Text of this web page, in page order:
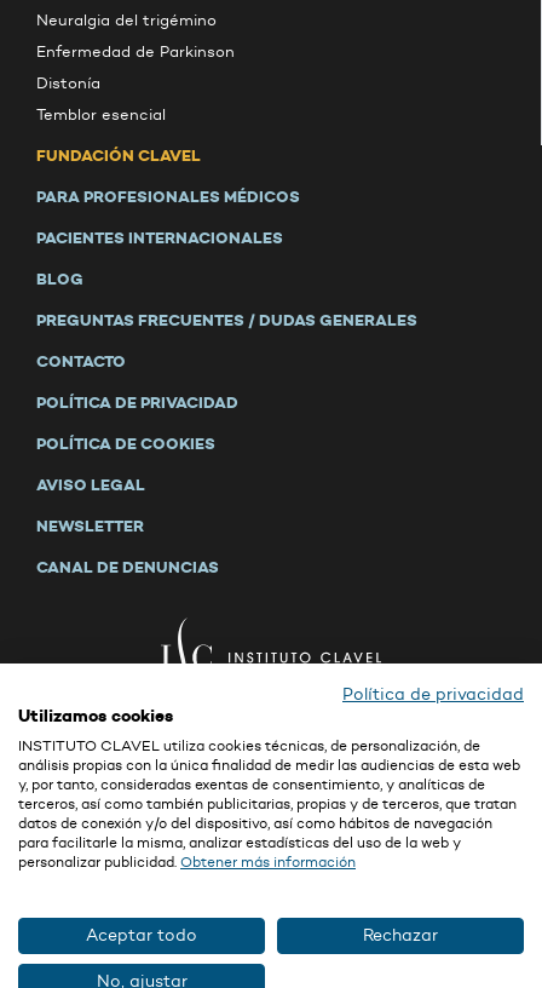
Neuralgia del trigémino
Enfermedad de Parkinson
Distonía
Temblor esencial
FUNDACIÓN CLAVEL
PARA PROFESIONALES MÉDICOS
PACIENTES INTERNACIONALES
BLOG
PREGUNTAS FRECUENTES / DUDAS GENERALES
CONTACTO
POLÍTICA DE PRIVACIDAD
POLÍTICA DE COOKIES
AVISO LEGAL
NEWSLETTER
CANAL DE DENUNCIAS
La confidencialidad y la seguridad son valores primordiales de GRUPO CLAVEL
(ver empresas del grupo enAviso Legal). Puede consultar la información sobre
la protección de sus datos personales y nuestras políticas de privacidad en:
https://www.institutoclavel.com/es/politica-de-privacidad
Asimismo, ponemos a su disposición un delegado de protección de datos al que
puede contactar en:clavel@delegado-datos.com
Política de privacidad
Utilizamos cookies
INSTITUTO CLAVEL utiliza cookies técnicas, de personalización, de
análisis propias con la única finalidad de medir las audiencias de esta web
y, por tanto, consideradas exentas de consentimiento, y analíticas de
terceros, así como también publicitarias, propias y de terceros, que tratan
datos de conexión y/o del dispositivo, así como hábitos de navegación
para facilitarle la misma, analizar estadísticas del uso de la web y
personalizar publicidad. Obtener más información
Aceptar todo Rechazar
No, ajustar